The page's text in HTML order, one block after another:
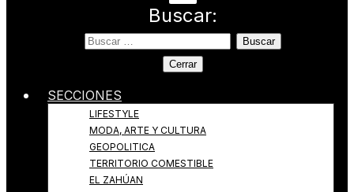
Buscar:
Cerrar
SECCIONES
LIFESTYLE
MODA, ARTE Y CULTURA
GEOPOLITICA
TERRITORIO COMESTIBLE
EL ZAHÚAN